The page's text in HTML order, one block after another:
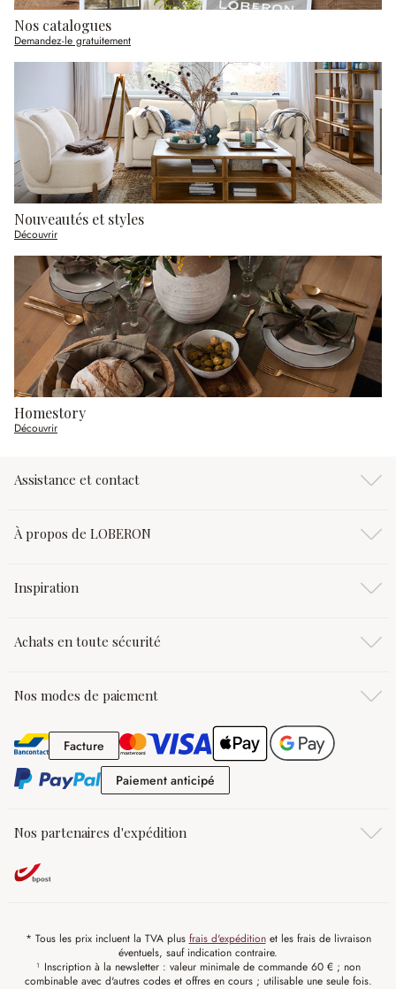
Nos catalogues
Demandez-le gratuitement
Nouveautés et styles
Découvrir
Homestory
Découvrir
Assistance et contact
À propos de LOBERON
Inspiration
Achats en toute sécurité
Nos modes de paiement
FactureFacture
Paiement anticipé
Nos partenaires d'expédition
* Tous les prix incluent la TVA plus frais d'expéditionet les frais de livraison
éventuels, sauf indication contraire.
¹ Inscription à la newsletter : valeur minimale de commande 60 € ; non
combinable avec d'autres codes et offres en cours ; utilisable une seule fois.